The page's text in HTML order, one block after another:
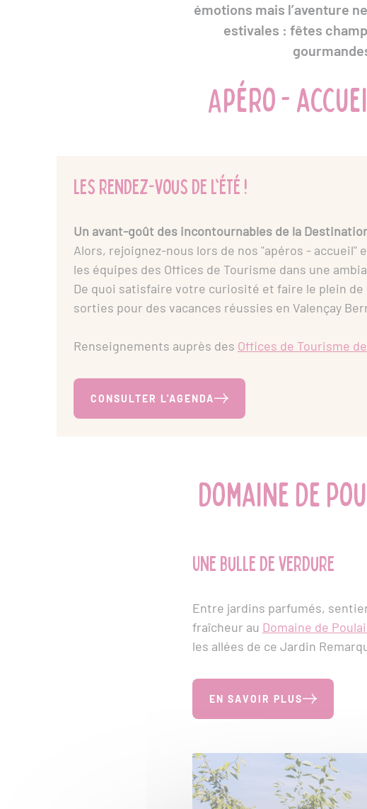
émotions mais l’aventure
estivales : fêtes
Apéro -
Les rendez-vous de l'été !
Un avant-goût des incontournables de la
Alors, rejoignez-nous lors de nos "apéros - accueil"
les équipes des Offices de Tourisme dans une
De quoi satisfaire votre curiosité et faire le plein de
sorties pour des vacances réussies en Valençay
Renseignements auprès des Offices de Tourisme
CONSULTER L'AGENDA
Domaine de
Une bulle de verdure
Entre jardins parfumés,
fraîcheur au Domaine de
les allées de ce Jardin
EN SAVOIR PLUS